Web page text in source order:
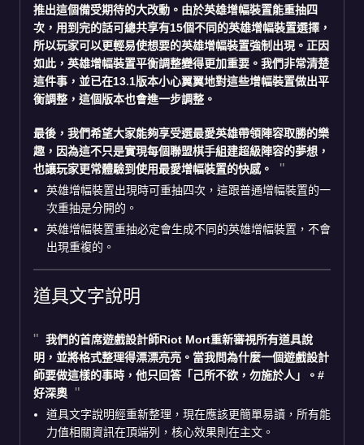
推出這個備受期待的大改動。由於英雄增幅裝置能重抽四
次，用到完的話可總共享有15個不同的英雄增幅裝置選擇，
所以玩家可以更輕易使想要的英雄增幅裝置強制出現。正因
如此，英雄增幅裝置平衡調整變得更加重要。我們非常清楚
這件事，並已在13.1版本小心翼翼地對這些增幅裝置做出平
衡調整，這個版本也會進一步調整。
最後 ，我們希望大家能夠享受選最愛英雄帶領陣容取勝的樂
趣，因為這不只是實現每個聯盟棋手組建超級陣容的夢想，
也讓玩家更常體驗到使用最愛增幅裝置的快感。
英雄增幅裝置出現時可重抽四次，這跟普通增幅裝置的一
次重抽是分開的。
英雄增幅裝置重抽必定會生成不同的英雄增幅裝置，不會
出現重複的。
道具文字說明
我們的首席遊戲設計師Riot Mort重新審視所有道具說
明，並將格式整理得漂漂亮亮。當我問為什麼一個遊戲設計
師要做這樣的事時，他只回答「己所不欲，勿施於人」。#
好深奧
道具文字說明經重新整理，現在應該更簡單易讀，所有能
力值相關資訊在頂端列，核心效果則在主文。